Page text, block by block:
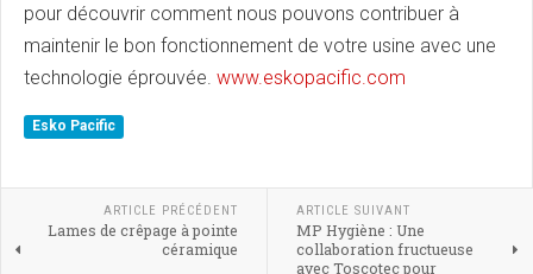
pour découvrir comment nous pouvons contribuer à
maintenir le bon fonctionnement de votre usine avec une
technologie éprouvée. www.eskopacific.com
Esko Pacific
ARTICLE PRÉCÉDENT
Lames de crêpage à pointe
céramique
ARTICLE SUIVANT
MP Hygiène : Une
collaboration fructueuse
avec Toscotec pour